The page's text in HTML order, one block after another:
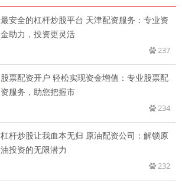
最安全的杠杆炒股平台 天津配资服务：专业资
金助力，投资更灵活
237
股票配资开户 轻松实现资金增值：专业股票配
资服务，助您把握市
234
杠杆炒股让我血本无归 原油配资公司：解锁原
油投资的无限潜力
232